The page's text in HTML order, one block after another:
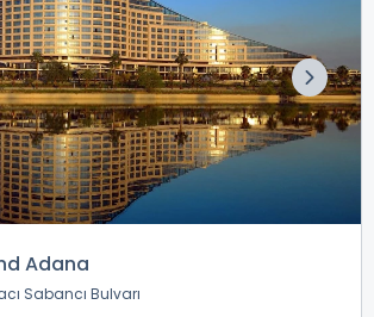
Adana
Sabancı Bulvarı